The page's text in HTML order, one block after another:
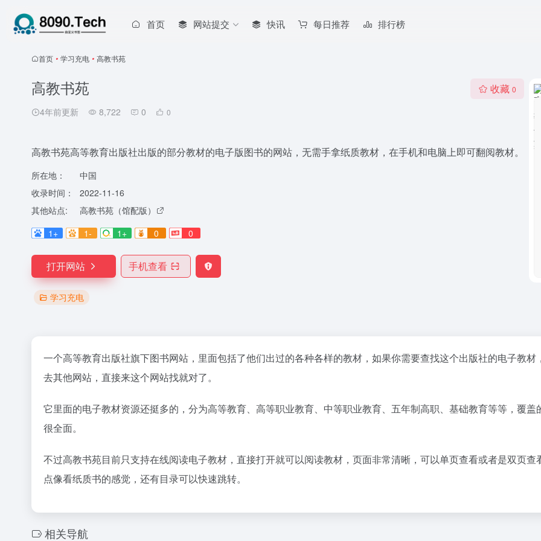
首页 网站提交 快讯 每日推荐 排行榜
首页 • 学习充电 • 高教书苑
高教书苑
4年前更新 8,722 0 0
收藏 0
高教书苑高等教育出版社出版的部分教材的电子版图书的网站，无需手拿纸质教材，在手机和电脑上即可翻阅教材。
所在地：
中国
收录时间：
2022-11-16
其他站点:
高教书苑（馆配版）
1+
1- 1+ 0 0
打开网站 手机查看
学习充电
一个高等教育出版社旗下图书网站，里面包括了他们出过的各种各样的教材，如果你需要查找这个出版社的电子教材
去其他网站，直接来这个网站找就对了。
它里面的电子教材资源还挺多的，分为高等教育、高等职业教育、中等职业教育、五年制高职、基础教育等等，覆盖
很全面。
不过高教书苑目前只支持在线阅读电子教材，直接打开就可以阅读教材，页面非常清晰，可以单页查看或者是双页查
点像看纸质书的感觉，还有目录可以快速跳转。
相关导航